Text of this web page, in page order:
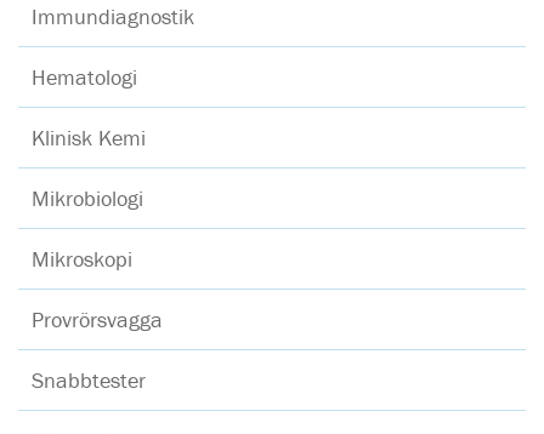
Immundiagnostik
Hematologi
Klinisk Kemi
Mikrobiologi
Mikroskopi
Provrörsvagga
Snabbtester